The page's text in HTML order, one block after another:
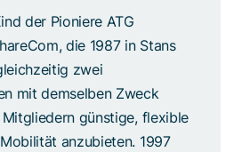
der Pioniere ATG
die 1987 in Stans
zwei
mit demselben Zweck
günstige, flexible
anzubieten. 1997